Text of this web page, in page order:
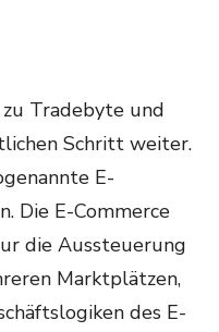
Tradebyte und
Schritt weiter.
E-
Die E-Commerce
die Aussteuerung
Marktplätzen,
des E-